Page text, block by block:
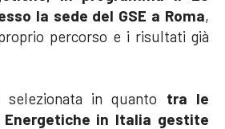
la sede del GSE a Roma,
percorso e i risultati già
in quanto tra le
Energetiche in Italia gestite